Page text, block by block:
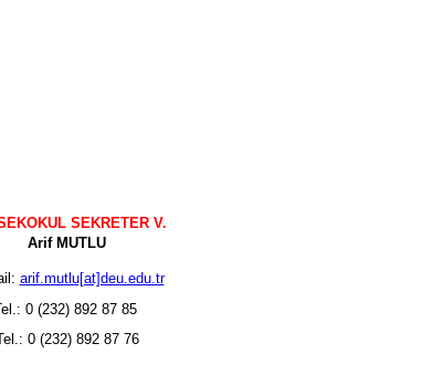
SEKRETER V.
Arif MUTLU
arif.mutlu[at]deu.edu.tr
0 (232) 892 87 85
0 (232) 892 87 76